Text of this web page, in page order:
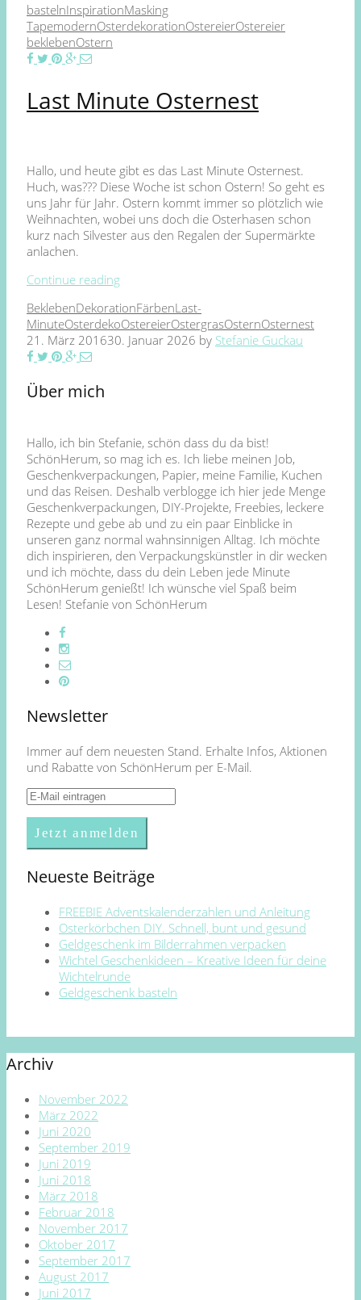
bastelnInspirationMasking
TapemodernOsterdekorationOstereierOstereier
beklebenOstern
Last Minute Osternest
Hallo, und heute gibt es das Last Minute Osternest.
Huch, was??? Diese Woche ist schon Ostern! So geht es
uns Jahr für Jahr. Ostern kommt immer so plötzlich wie
Weihnachten, wobei uns doch die Osterhasen schon
kurz nach Silvester aus den Regalen der Supermärkte
anlachen.
Continue reading
BeklebenDekorationFärbenLast-
MinuteOsterdekoOstereierOstergrasOsternOsternest
21. März 201630. Januar 2026 by Stefanie Guckau
Über mich
Hallo, ich bin Stefanie, schön dass du da bist!
SchönHerum, so mag ich es. Ich liebe meinen Job,
Geschenkverpackungen, Papier, meine Familie, Kuchen
und das Reisen. Deshalb verblogge ich hier jede Menge
Geschenkverpackungen, DIY-Projekte, Freebies, leckere
Rezepte und gebe ab und zu ein paar Einblicke in
unseren ganz normal wahnsinnigen Alltag. Ich möchte
dich inspirieren, den Verpackungskünstler in dir wecken
und ich möchte, dass du dein Leben jede Minute
SchönHerum genießt! Ich wünsche viel Spaß beim
Lesen! Stefanie von SchönHerum
Newsletter
Immer auf dem neuesten Stand. Erhalte Infos, Aktionen
und Rabatte von SchönHerum per E-Mail.
Neueste Beiträge
FREEBIE Adventskalenderzahlen und Anleitung
Osterkörbchen DIY. Schnell, bunt und gesund
Geldgeschenk im Bilderrahmen verpacken
Wichtel Geschenkideen – Kreative Ideen für deine
Wichtelrunde
Geldgeschenk basteln
Archiv
November 2022
März 2022
Juni 2020
September 2019
Juni 2019
Juni 2018
März 2018
Februar 2018
November 2017
Oktober 2017
September 2017
August 2017
Juni 2017